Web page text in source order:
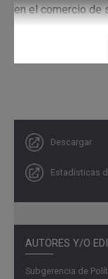
Descargar
Estadísticas
AUTORES Y/O
Subgerencia de
en el comercio de
Gráfico 1.